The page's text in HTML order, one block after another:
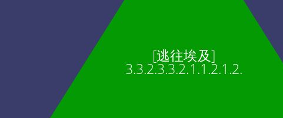
[逃往埃及]
3.3.2.3.3.2.1.1.2.1.2.